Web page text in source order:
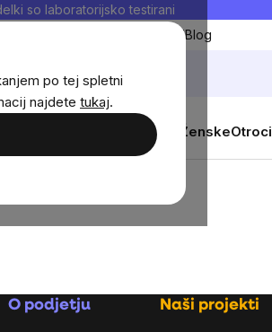
po tej spletni
najdete tukaj.
so laboratorijsko testirani
Moji priljubljeniBlog
in prehrana Moški ŽenskeOtroci
O podjetju Naši projekti